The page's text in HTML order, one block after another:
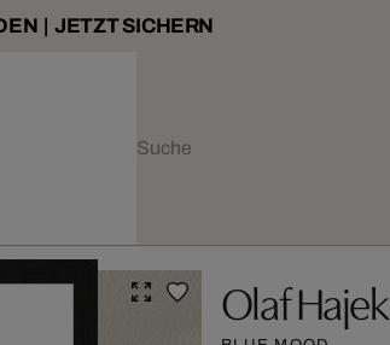
| JETZT SICHERN
Olaf Hajek